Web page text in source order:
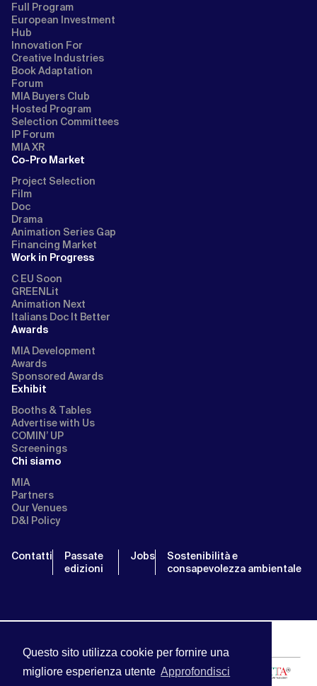
Questo sito utilizza cookie per fornire una
migliore esperienza utente Approfondisci
Full Program
European Investment
Hub
Innovation For
Creative Industries
Book Adaptation
Forum
MIA Buyers Club
Hosted Program
Selection Committees
IP Forum
MIA XR
Co-Pro Market
Project Selection
Film
Doc
Drama
Animation Series Gap
Financing Market
Work in Progress
C EU Soon
GREENLit
Animation Next
Italians Doc It Better
Awards
MIA Development
Awards
Sponsored Awards
Exhibit
Booths & Tables
Advertise with Us
COMIN’ UP
Screenings
Chi siamo
MIA
Partners
Our Venues
D&I Policy
Contatti
Passate
edizioni
Jobs
Sostenibilità e
consapevolezza ambientale